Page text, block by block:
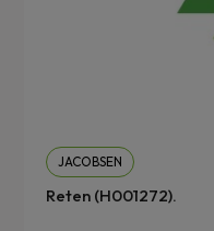
JACOBSEN
Reten (H001272).